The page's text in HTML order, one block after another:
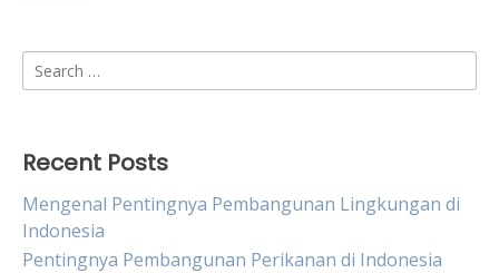
Search
for:
Recent Posts
Mengenal Pentingnya Pembangunan Lingkungan di
Indonesia
Pentingnya Pembangunan Perikanan di Indonesia